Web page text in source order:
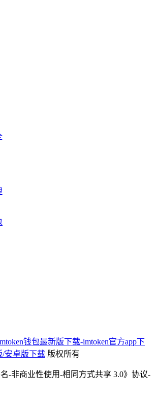
钱包最新版下载-imtoken官方app下
/安卓版下载 版权所有
-非商业性使用-相同方式共享 3.0》协议-